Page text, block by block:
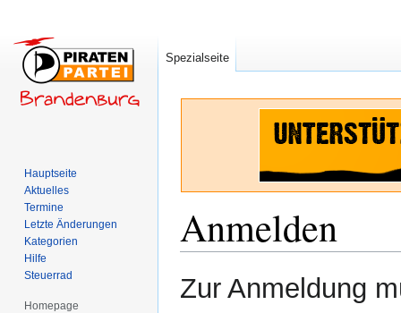
Anmelden
Navigation
Suche
Zur Anmeldung
Spezialseite
Hauptseite
Aktuelles
Termine
Letzte Änderungen
Kategorien
Hilfe
Steuerrad
Homepage